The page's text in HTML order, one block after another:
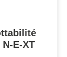
E-XT